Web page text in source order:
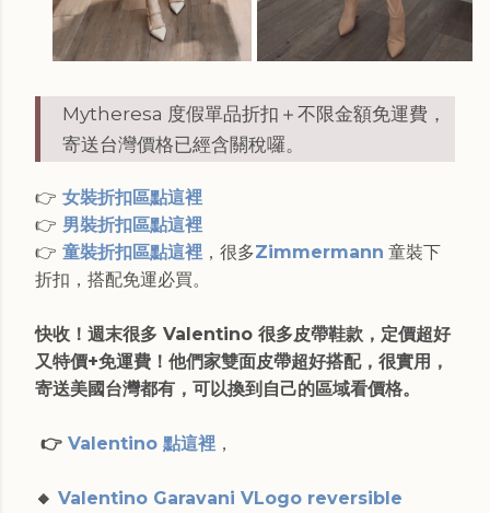
Mytheresa 度假單品折扣＋不限金額免運費，
寄送台灣價格已經含關稅囉。
👉 女裝折扣區點這裡
👉 男裝折扣區點這裡
👉 童裝折扣區點這裡 ，很多Zimmermann 童裝下
折扣，搭配免運必買。
快收！週末很多 Valentino 很多皮帶鞋款，定價超好
又特價+免運費！他們家雙面皮帶超好搭配，很實用，
寄送美國台灣都有，可以換到自己的區域看價格。
👉 Valentino 點這裡 ，
🔸 Valentino Garavani VLogo reversible